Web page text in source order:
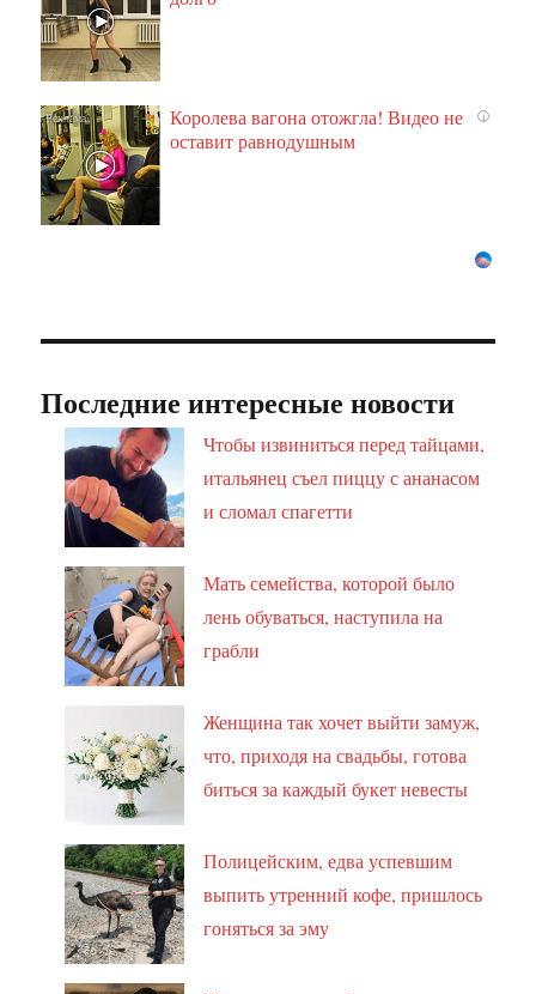
i
Королева вагона отожгла! Видео не
оставит равнодушным
Последние интересные новости
Чтобы извиниться перед тайцами,
итальянец съел пиццу с ананасом
и сломал спагетти
Мать семейства, которой было
лень обуваться, наступила на
грабли
Женщина так хочет выйти замуж,
что, приходя на свадьбы, готова
биться за каждый букет невесты
Полицейским, едва успевшим
выпить утренний кофе, пришлось
гоняться за эму